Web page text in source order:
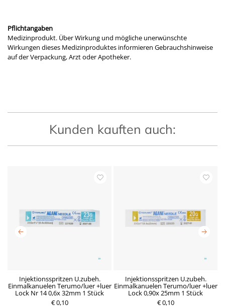
Pflichtangaben
Medizinprodukt. Über Wirkung und mögliche unerwünschte
Wirkungen dieses Medizinproduktes informieren Gebrauchshinweise
auf der Verpackung, Arzt oder Apotheker.
Kunden kauften auch:
Injektionsspritzen U.zubeh.
Einmalkanuelen Terumo/luer +luer
Lock Nr 14 0,6x 32mm 1 Stück
€ 0,10
Injektionsspritzen U.zubeh.
Einmalkanuelen Terumo/luer +luer
Lock 0,90x 25mm 1 Stück
€ 0,10